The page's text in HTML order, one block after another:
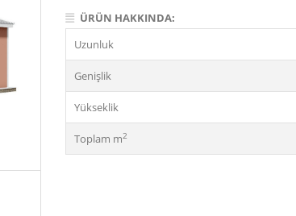
ÜRÜN HAKKINDA:
Uzunluk
Genişlik
Yükseklik
Toplam m2